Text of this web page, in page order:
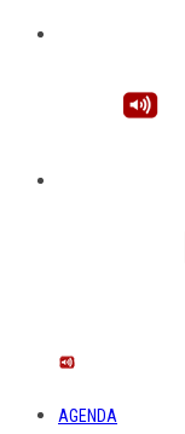
AGENDA